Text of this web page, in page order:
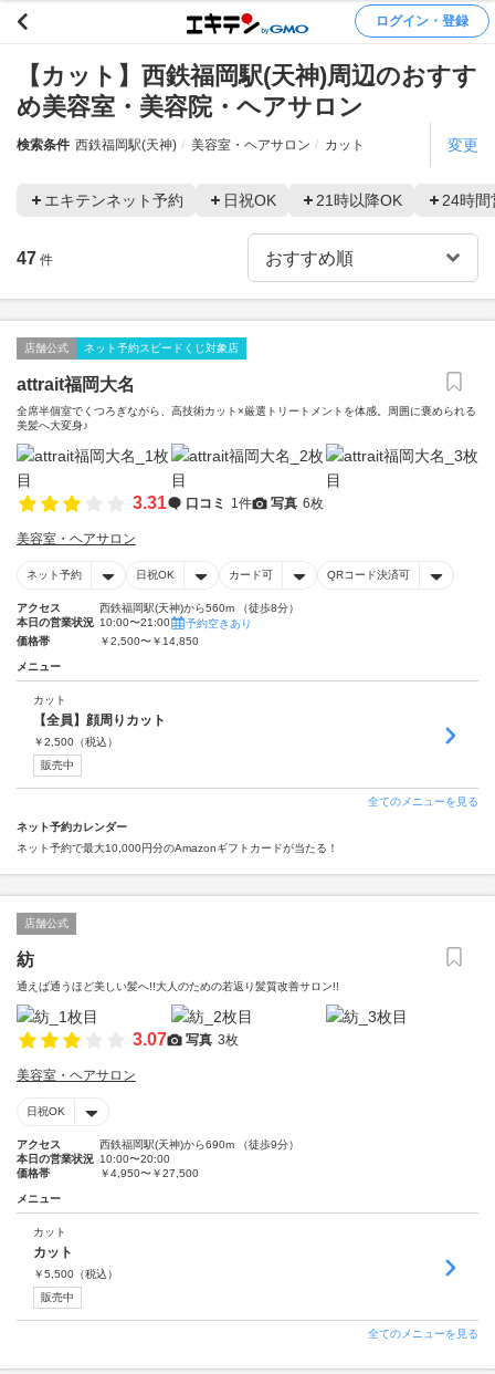
ログイン・登録
【カット】西鉄福岡駅(天神)周辺のおすす
め美容室・美容院・ヘアサロン
検索条件 西鉄福岡駅(天神) 美容室・ヘアサロン カット 変更
エキテンネット予約 日祝OK 21時以降OK 24時間
47 件
店舗公式 ネット予約スピードくじ対象店
attrait福岡大名
全席半個室でくつろぎながら、高技術カット×厳選トリートメントを体感。周囲に褒められる
美髪へ大変身♪
3.31 口コミ 1件 写真 6枚
美容室・ヘアサロン
ネット予約 日祝OK カード可 QRコード決済可
アクセス
西鉄福岡駅(天神)から560m （徒歩8分）
本日の営業状況 10:00〜21:00
予約空きあり
価格帯
￥2,500〜￥14,850
メニュー
カット
【全員】顔周りカット
￥2,500 （税込）
販売中
全てのメニューを見る
ネット予約カレンダー
ネット予約で最大10,000円分のAmazonギフトカードが当たる！
店舗公式
紡
通えば通うほど美しい髪へ!!大人のための若返り髪質改善サロン!!
3.07 写真 3枚
美容室・ヘアサロン
日祝OK
アクセス
西鉄福岡駅(天神)から690m （徒歩9分）
本日の営業状況 10:00〜20:00
価格帯
￥4,950〜￥27,500
メニュー
カット
カット
￥5,500 （税込）
販売中
全てのメニューを見る